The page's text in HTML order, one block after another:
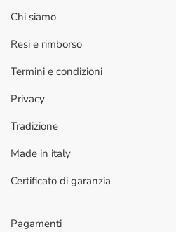
Chi siamo
Resi e rimborso
Termini e condizioni
Privacy
Tradizione
Made in italy
Certificato di garanzia
Pagamenti